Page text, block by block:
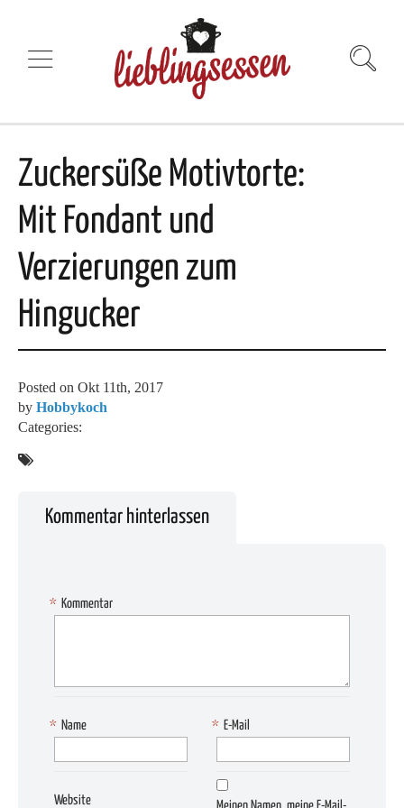
Zuckersüße Motivtorte:
Mit Fondant und
Verzierungen zum
Hingucker
Posted on Okt 11th, 2017
by Hobbykoch
Categories:
Kommentar hinterlassen
Kommentar
*
Name
* E-Mail
*
Website